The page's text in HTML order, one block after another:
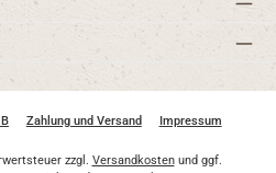
Zahlung und Versand Impressum
zzgl. Versandkostenund ggf.